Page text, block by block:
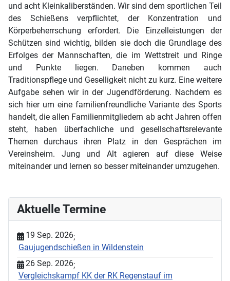
und acht Kleinkaliberständen. Wir sind dem sportlichen Teil
des Schießens verpflichtet, der Konzentration und
Körperbeherrschung erfordert. Die Einzelleistungen der
Schützen sind wichtig, bilden sie doch die Grundlage des
Erfolges der Mannschaften, die im Wettstreit und Ringe
und Punkte liegen. Daneben kommen auch
Traditionspflege und Geselligkeit nicht zu kurz. Eine weitere
Aufgabe sehen wir in der Jugendförderung. Nachdem es
sich hier um eine familienfreundliche Variante des Sports
handelt, die allen Familienmitgliedern ab acht Jahren offen
steht, haben überfachliche und gesellschaftsrelevante
Themen durchaus ihren Platz in den Gesprächen im
Vereinsheim. Jung und Alt agieren auf diese Weise
miteinander und lernen so besser miteinander umzugehen.
Aktuelle Termine
19 Sep. 2026;
Gaujugendschießen in Wildenstein
26 Sep. 2026;
Vergleichskampf KK der RK Regenstauf im